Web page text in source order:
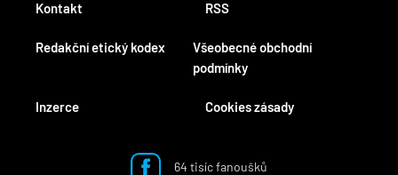
Kontakt
Redakční etický kodex
Inzerce
RSS
Všeobecné obchodní
podmínky
Cookies zásady
64 tisíc fanoušků